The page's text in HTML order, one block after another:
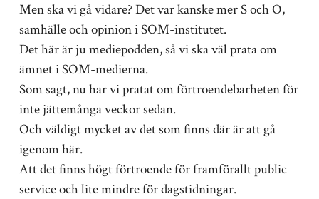
Men ska vi gå vidare? Det var kanske mer S och O,
samhälle och opinion i SOM-institutet.
Det här är ju mediepodden, så vi ska väl prata om
ämnet i SOM-medierna.
Som sagt, nu har vi pratat om förtroendebarheten för
inte jättemånga veckor sedan.
Och väldigt mycket av det som finns där är att gå
igenom här.
Att det finns högt förtroende för framförallt public
service och lite mindre för dagstidningar.